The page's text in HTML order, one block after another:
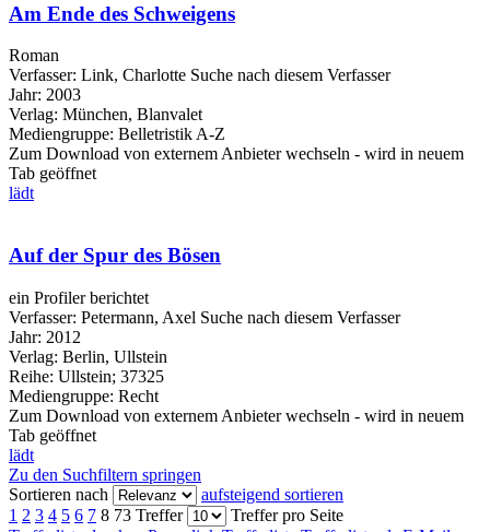
Am Ende des Schweigens
Roman
Verfasser: Link, Charlotte Suche nach diesem Verfasser
Jahr: 2003
Verlag: München, Blanvalet
Mediengruppe: Belletristik A-Z
Zum Download von externem Anbieter wechseln - wird in neuem
Tab geöffnet
lädt
Auf der Spur des Bösen
ein Profiler berichtet
Verfasser: Petermann, Axel Suche nach diesem Verfasser
Jahr: 2012
Verlag: Berlin, Ullstein
Reihe: Ullstein; 37325
Mediengruppe: Recht
Zum Download von externem Anbieter wechseln - wird in neuem
Tab geöffnet
lädt
Zu den Suchfiltern springen
Sortieren nach
aufsteigend sortieren
1 2 3 4 5 6 7 8 73 Treffer
Treffer pro Seite